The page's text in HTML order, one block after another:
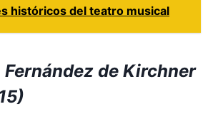
históricos del teatro musical
de Kirchner